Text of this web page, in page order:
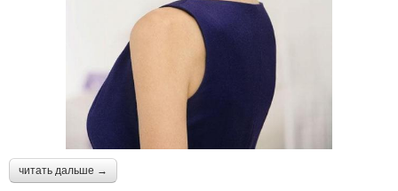
читать дальше →